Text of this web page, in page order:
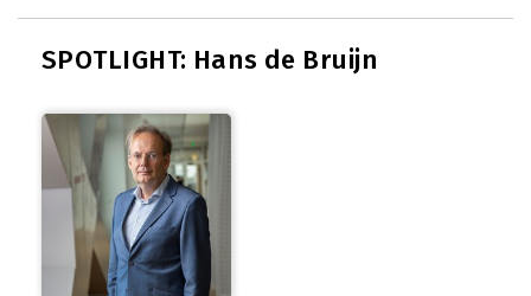
SPOTLIGHT: Hans de Bruijn